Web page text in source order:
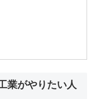
業がやりたい人